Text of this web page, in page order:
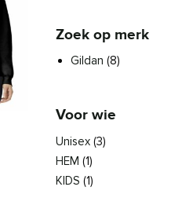
op de productpagina
optie kan gekozen
€ 16,95 tot € 21,20
Zoek op merk
Gildan (8)
Voor wie
Unisex (3)
HEM (1)
KIDS (1)